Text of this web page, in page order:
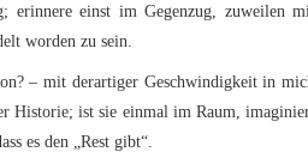
erinnere einst im Gegenzug, zuweilen
worden zu sein.
– mit derartiger Geschwindigkeit in
Historie; ist sie einmal im Raum,
es den „Rest gibt“.